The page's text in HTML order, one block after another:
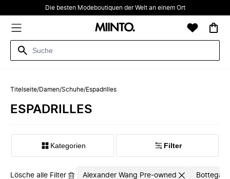
Die besten Modeboutiquen der Welt an einem Ort
Titelseite/Damen/Schuhe/Espadrilles
ESPADRILLES
Kategorien Filter
Lösche alle Filter Alexander Wang Pre-owned Bottega